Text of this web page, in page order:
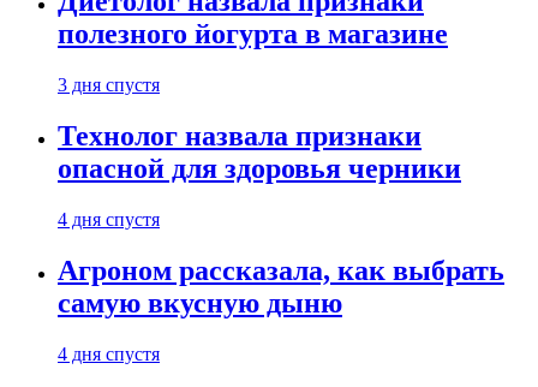
полезного йогурта в магазине
3 дня спустя
Технолог назвала признаки
опасной для здоровья черники
4 дня спустя
Агроном рассказала, как выбрать
самую вкусную дыню
4 дня спустя